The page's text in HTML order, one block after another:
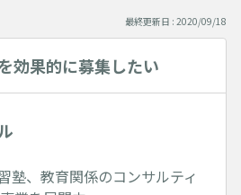
最終更新日 : 2020/09/18
効果的に募集したい
塾、教育関係のコンサルティ